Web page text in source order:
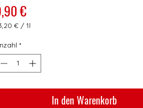
€Preis
€ / 1l
Liter
*
In den Warenkorb